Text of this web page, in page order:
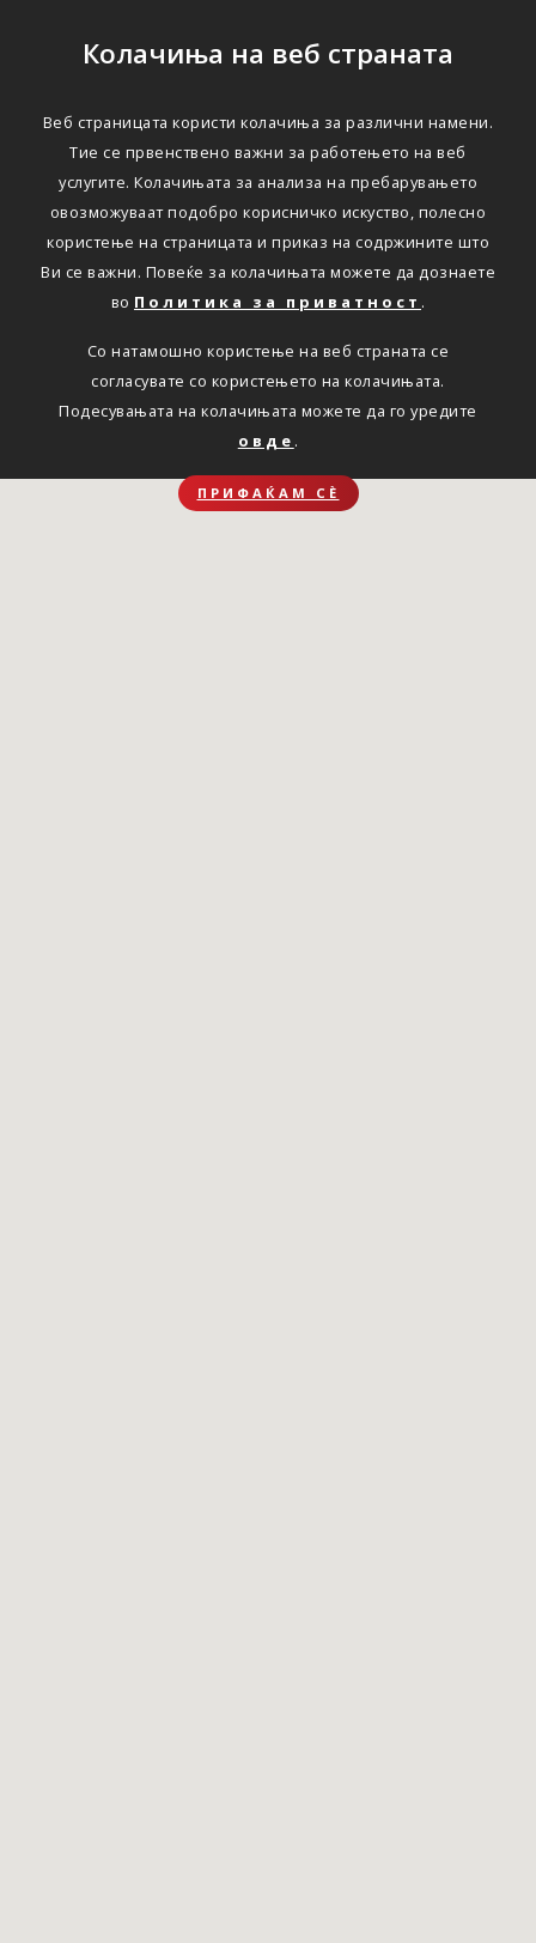
Колачиња на веб страната
Веб страницата користи колачиња за различни намени.
Тие се првенствено важни за работењето на веб
услугите. Колачињата за анализа на пребарувањето
овозможуваат подобро корисничко искуство, полесно
користење на страницата и приказ на содржините што
Ви се важни. Повеќе за колачињата можете да дознаете
во Политика за приватност .
Со натамошно користење на веб страната се
согласувате со користењето на колачињата.
Подесувањата на колачињата можете да го уредите
овде .
ПРИФАЌАМ СЀ